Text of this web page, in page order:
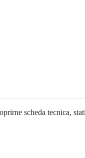
scheda tecnica,